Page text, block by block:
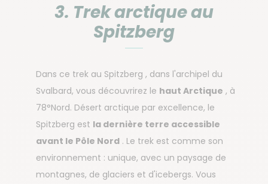
3. Trek arctique au
Spitzberg
Dans ce trek au Spitzberg , dans l'archipel du
Svalbard, vous découvrirez le haut Arctique , à
78°Nord. Désert arctique par excellence, le
Spitzberg est la dernière terre accessible
avant le Pôle Nord . Le trek est comme son
environnement : unique, avec un paysage de
montagnes, de glaciers et d'icebergs. Vous